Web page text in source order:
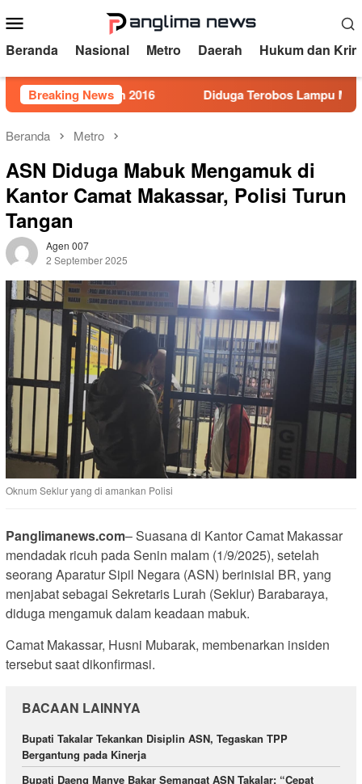
ke
kontenMobile
Beranda Nasional Metro Daerah Hukum dan
Breaking News
5 Tahun 2016 Diduga Terobos Lampu Merah,
Beranda Metro
ASN Diduga Mabuk Mengamuk di
Kantor Camat Makassar, Polisi Turun
Tangan
Agen 007
2 September 2025
Oknum Seklur yang di amankan Polisi
Panglimanews.com– Suasana di Kantor Camat Makassar
mendadak ricuh pada Senin malam (1/9/2025), setelah
seorang Aparatur Sipil Negara (ASN) berinisial BR, yang
menjabat sebagai Sekretaris Lurah (Seklur) Barabaraya,
diduga mengamuk dalam keadaan mabuk.
Camat Makassar, Husni Mubarak, membenarkan insiden
tersebut saat dikonfirmasi.
BACAAN LAINNYA
Bupati Takalar Tekankan Disiplin ASN, Tegaskan TPP
Bergantung pada Kinerja
Bupati Daeng Manye Bakar Semangat ASN Takalar: “Cepat